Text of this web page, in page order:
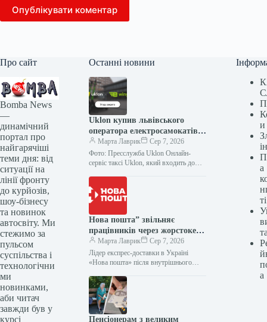
Опублікувати коментар
Про сайт
Bomba News
—
динамічний
портал про
найгарячіші
теми дня: від
ситуації на
лінії фронту
до курйозів,
шоу-бізнесу
та новинок
автосвіту. Ми
стежимо за
пульсом
суспільства і
технологічни
ми
новинками,
аби читач
завжди був у
курсі
Останні новини
Uklon купив львівського
оператора електросамокатів
e-Wings за 97,6 мільйона
гривень
Марта Лаврик
Сер 7, 2026
Фото: Пресслужба Uklon Онлайн-
сервіс таксі Uklon, який входить до
корпоративних прав…
Нова пошта” звільняє
працівників через жорстоке
поводження з твариною
Марта Лаврик
Сер 7, 2026
Лідер експрес-доставки в Україні
«Нова пошта» після внутрішнього
поводження з безпритульною собакою,
відео якого поширилося у соцмережах,
…
Пенсіонерам з великим
и
а
ті
а